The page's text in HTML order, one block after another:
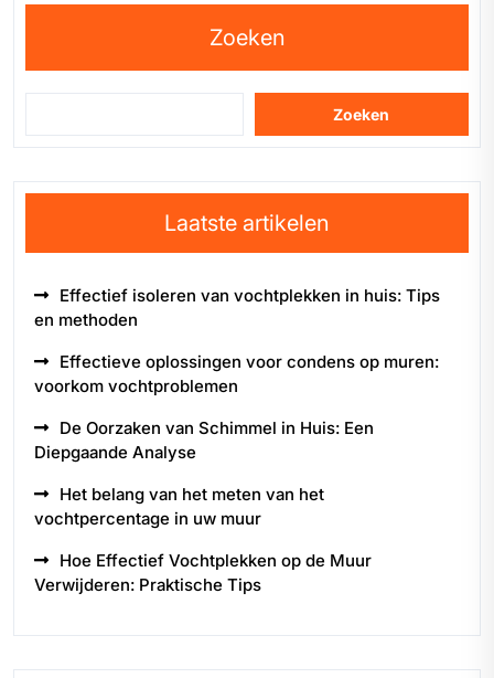
Zoeken
Zoeken
Laatste artikelen
Effectief isoleren van vochtplekken in huis: Tips
en methoden
Effectieve oplossingen voor condens op muren:
voorkom vochtproblemen
De Oorzaken van Schimmel in Huis: Een
Diepgaande Analyse
Het belang van het meten van het
vochtpercentage in uw muur
Hoe Effectief Vochtplekken op de Muur
Verwijderen: Praktische Tips